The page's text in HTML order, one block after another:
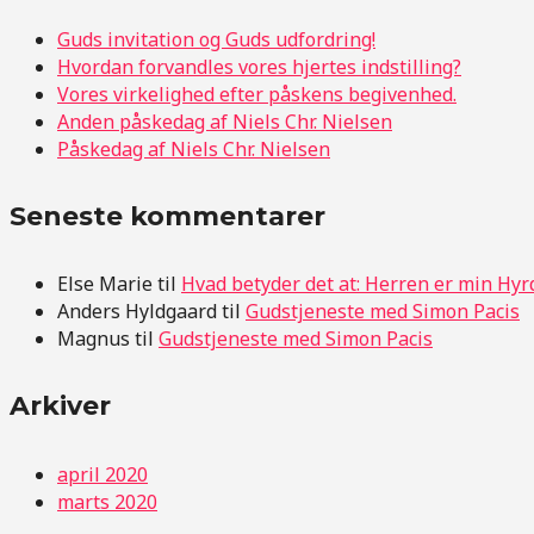
Guds invitation og Guds udfordring!
Hvordan forvandles vores hjertes indstilling?
Vores virkelighed efter påskens begivenhed.
Anden påskedag af Niels Chr. Nielsen
Påskedag af Niels Chr. Nielsen
Seneste kommentarer
Else Marietil Hvad betyder det at: Herren er min
Anders Hyldgaardtil Gudstjeneste med Simon Pacis
Magnus til Gudstjeneste med Simon Pacis
Arkiver
april 2020
marts 2020